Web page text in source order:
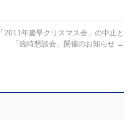
「2011年慶早クリスマス会」の中止と
「臨時懇談会」開催のお知らせ →